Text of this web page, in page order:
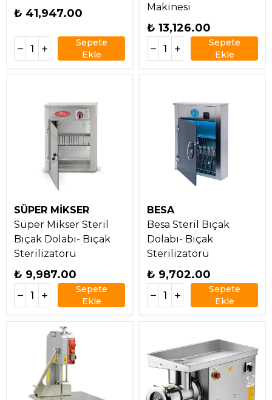
₺ 41,947.00
Sepete
Ekle
Makinesi
₺ 13,126.00
Sepete
Ekle
SÜPER MİKSER
Süper Mikser Steril
Bıçak Dolabı- Bıçak
Sterilizatörü
₺ 9,987.00
Sepete
Ekle
BESA
Besa Steril Bıçak
Dolabı- Bıçak
Sterilizatörü
₺ 9,702.00
Sepete
Ekle